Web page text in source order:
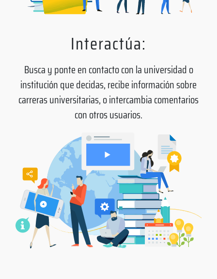
Interactúa:
Busca y ponte en contacto con la universidad o
institución que decidas, recibe información sobre
carreras universitarias, o intercambia comentarios
con otros usuarios.